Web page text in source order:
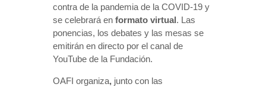
contra de la pandemia de la COVID-19 y
se celebrará en formato virtual. Las
ponencias, los debates y las mesas se
emitirán en directo por el canal de
YouTube de la Fundación.
OAFI organiza, junto con las